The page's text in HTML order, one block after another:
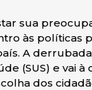
sua
às políticas
A
(SUS) e vai à
dos